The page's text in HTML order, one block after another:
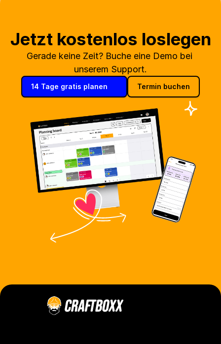
Jetzt kostenlos loslegen
Gerade keine Zeit? Buche eine Demo bei
unserem Support.
14 Tage gratis planen Termin buchen